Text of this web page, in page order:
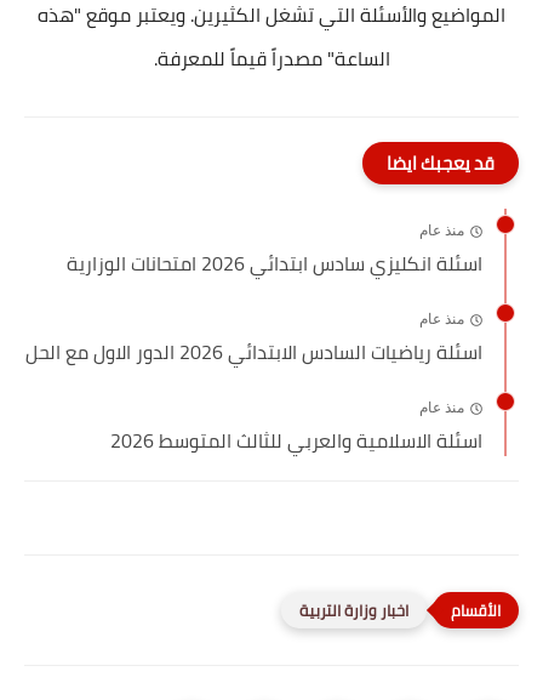
المواضيع والأسئلة التي تشغل الكثيرين. ويعتبر موقع "هذه
الساعة" مصدراً قيماً للمعرفة.
قد يعجبك ايضا
منذ عام
اسئلة انكليزي سادس ابتدائي 2026 امتحانات الوزارية
منذ عام
اسئلة رياضيات السادس الابتدائي 2026 الدور الاول مع الحل
منذ عام
اسئلة الاسلامية والعربي للثالث المتوسط 2026
اخبار وزارة التربية